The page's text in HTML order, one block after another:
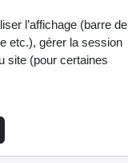
l’affichage (barre de
etc.), gérer la session
site (pour certaines